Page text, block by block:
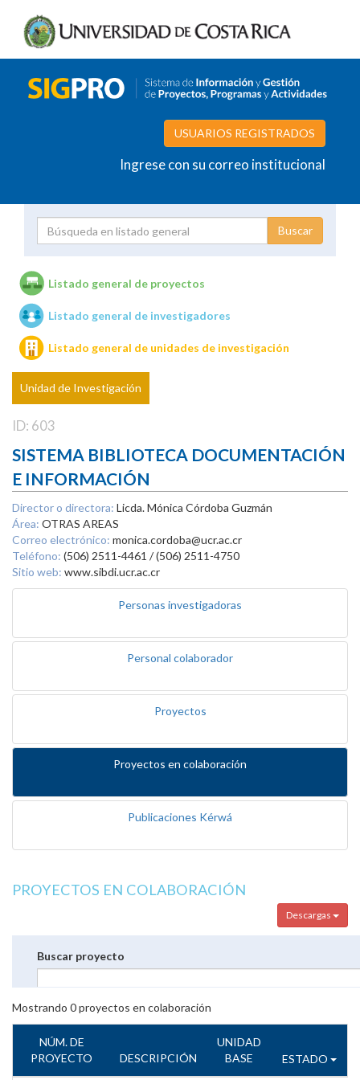
USUARIOS REGISTRADOS
Ingrese con su correo institucional
Unidades de investigación
Listado general de proyectos
Listado general de investigadores
Listado general de unidades de investigación
Unidad de Investigación
ID: 603
SISTEMA BIBLIOTECA DOCUMENTACIÓN
E INFORMACIÓN
Director o directora: Licda. Mónica Córdoba Guzmán
Área: OTRAS AREAS
Correo electrónico: monica.cordoba@ucr.ac.cr
Teléfono: (506) 2511-4461 / (506) 2511-4750
Sitio web: www.sibdi.ucr.ac.cr
Personas investigadoras
Personal colaborador
Proyectos
Proyectos en colaboración
Publicaciones Kérwá
PROYECTOS EN COLABORACIÓN
Descargas
Buscar proyecto
Mostrando 0proyectos en colaboración
NÚM. DE
PROYECTO
DESCRIPCIÓN
UNIDAD
BASE
ESTADO